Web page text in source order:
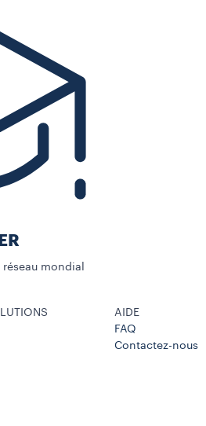
mondial
AIDE
FAQ
Contactez-nous